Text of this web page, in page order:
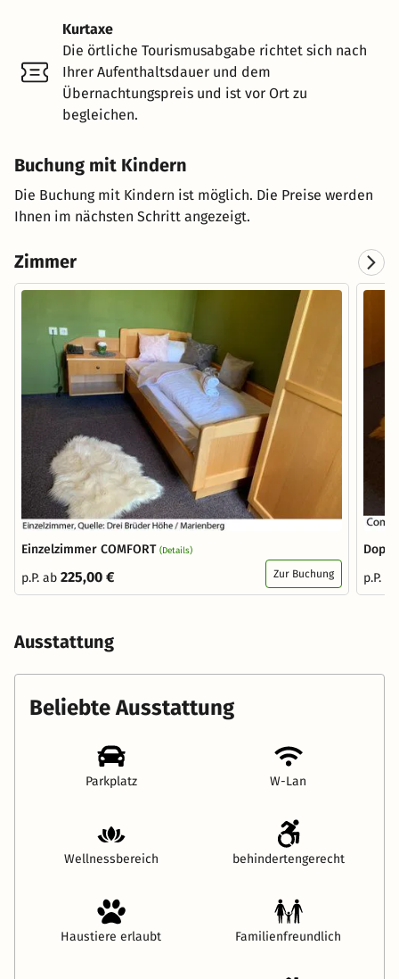
Kurtaxe
Die örtliche Tourismusabgabe richtet sich nach
Ihrer Aufenthaltsdauer und dem
Übernachtungspreis und ist vor Ort zu
begleichen.
Buchung mit Kindern
Die Buchung mit Kindern ist möglich. Die Preise werden
Ihnen im nächsten Schritt angezeigt.
Zimmer
Einzelzimmer COMFORT (Details)
p.P. ab 225,00 € Zur Buchung
p.P.
Ausstattung
Beliebte Ausstattung
Parkplatz W-Lan
Wellnessbereich behindertengerecht
Haustiere erlaubt Familienfreundlich